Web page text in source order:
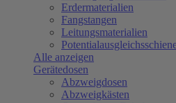
Erdermaterialien
Fangstangen
Leitungsmaterialien
Alle anzeigen
Gerätedosen
Abzweigdosen
Abzweigkästen